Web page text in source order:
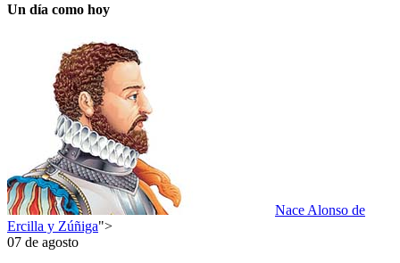
Un día como hoy
Nace Alonso de
Ercilla y Zúñiga">
07 de agosto